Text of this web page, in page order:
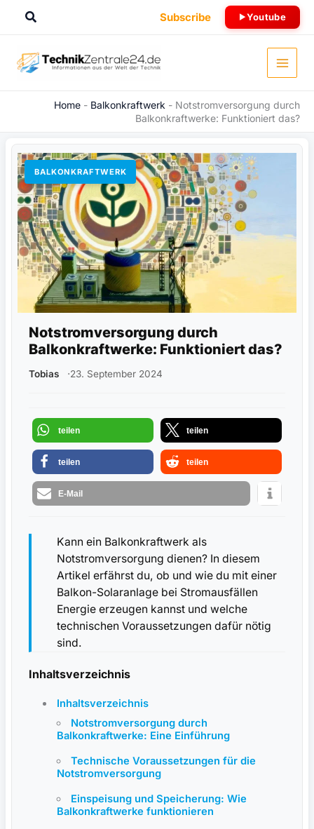
Suchen Subscribe Youtube
Home - Balkonkraftwerk - Notstromversorgung durch
Balkonkraftwerke: Funktioniert das?
BALKONKRAFTWERK
Notstromversorgung durch
Balkonkraftwerke: Funktioniert das?
Tobias 23. September 2024
teilen teilen
teilen teilen
E-Mail
Kann ein Balkonkraftwerk als
Notstromversorgung dienen? In diesem
Artikel erfährst du, ob und wie du mit einer
Balkon-Solaranlage bei Stromausfällen
Energie erzeugen kannst und welche
technischen Voraussetzungen dafür nötig
sind.
Inhaltsverzeichnis
Inhaltsverzeichnis
Notstromversorgung durch
Balkonkraftwerke: Eine Einführung
Technische Voraussetzungen für die
Notstromversorgung
Einspeisung und Speicherung:⁣ Wie
Balkonkraftwerke⁣ funktionieren